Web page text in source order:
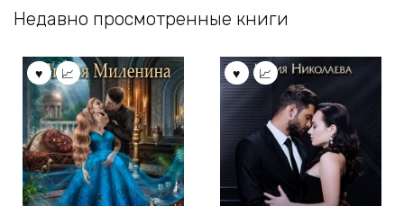
Недавно просмотренные книги